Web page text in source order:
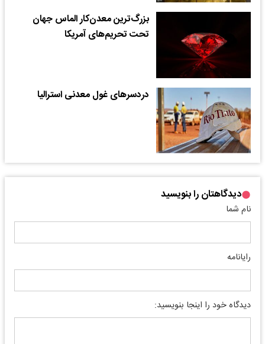
بزرگ‌ترین معدن‌کار الماس جهان
تحت تحریم‌های آمریکا
دردسرهای غول معدنی استرالیا
دیدگاهتان را بنویسید
نام شما
رایانامه
دیدگاه خود را اینجا بنویسید: